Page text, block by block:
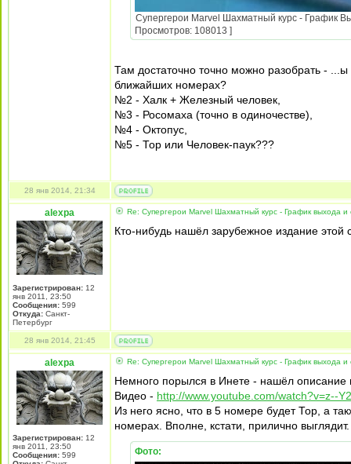
Супергерои Marvel Шахматный курс - График
Просмотров: 108013 ]
Там достаточно точно можно разобрать -
ближайших номерах?
№2 - Халк + Железный человек,
№3 - Росомаха (точно в одиночестве),
№4 - Октопус,
№5 - Тор или Человек-паук???
28 янв 2014, 21:34
alexpa
Зарегистрирован: 12
янв 2011, 23:50
Сообщения: 599
Откуда: Санкт-
Петербург
Re: Супергерои Marvel Шахматный курс - График выхода и
Кто-нибудь нашёл зарубежное издание этой
28 янв 2014, 21:45
alexpa
Зарегистрирован: 12
янв 2011, 23:50
Сообщения: 599
Re: Супергерои Marvel Шахматный курс - График выхода и
Немного порылся в Инете - нашёл описание
Видео - http://www.youtube.com/watch?v=z--
Из него ясно, что в 5 номере будет Тор, а
номерах. Вполне, кстати, прилично выглядит.
Фото: